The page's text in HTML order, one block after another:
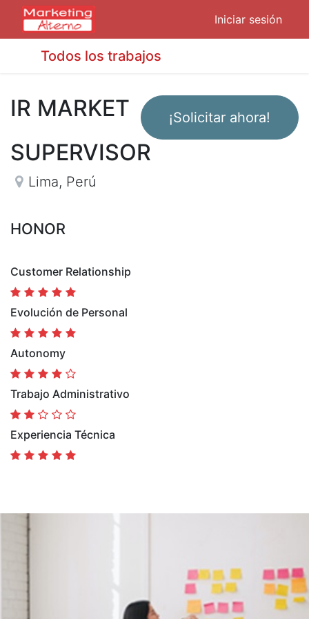
Iniciar sesión
Todos los trabajos
¡Solicitar ahora!
IR MARKET
SUPERVISOR
Lima, Perú
HONOR
Customer Relationship
Evolución de Personal
Autonomy
Trabajo Administrativo
Experiencia Técnica